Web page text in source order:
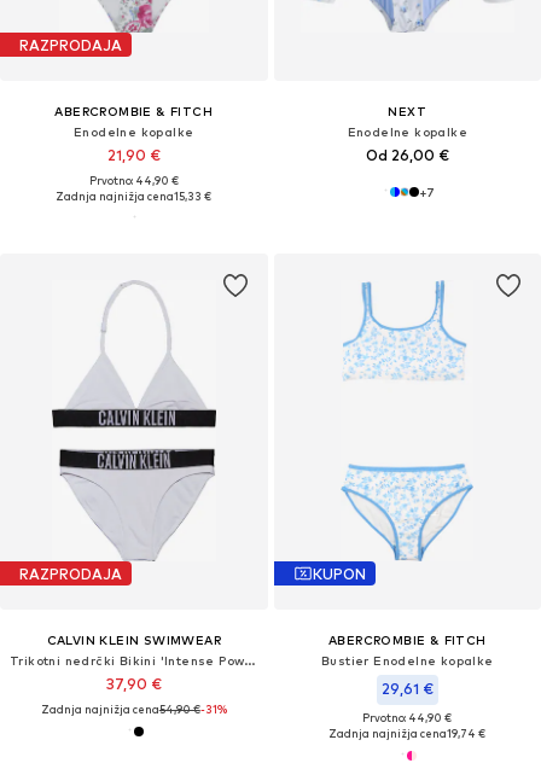
RAZPRODAJA
ABERCROMBIE & FITCH
Enodelne kopalke
21,90 €
Prvotno: 44,90 €
Zadnja najnižja cena15,33 €
NEXT
Enodelne kopalke
Od 26,00 €
+7
RAZPRODAJA
CALVIN KLEIN SWIMWEAR
Trikotni nedrčki Bikini 'Intense Power'
37,90 €
Zadnja najnižja cena54,90 €-31%
KUPON
ABERCROMBIE & FITCH
Bustier Enodelne kopalke
29,61 €
Prvotno: 44,90 €
Zadnja najnižja cena19,74 €